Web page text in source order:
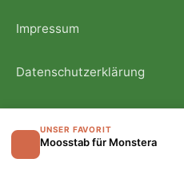
UNSER FAVORIT
Moosstab für Monstera
Impressum
Datenschutzerklärung
Über uns